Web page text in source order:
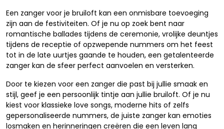
Een zanger voor je bruiloft kan een onmisbare toevoeging
zijn aan de festiviteiten. Of je nu op zoek bent naar
romantische ballades tijdens de ceremonie, vrolijke deuntjes
tijdens de receptie of opzwepende nummers om het feest
tot in de late uurtjes gaande te houden, een getalenteerde
zanger kan de sfeer perfect aanvoelen en versterken.
Door te kiezen voor een zanger die past bij jullie smaak en
stijl, geef je een persoonlijk tintje aan jullie bruiloft. Of je nu
kiest voor klassieke love songs, moderne hits of zelfs
gepersonaliseerde nummers, de juiste zanger kan emoties
losmaken en herinneringen creëren die een leven lang